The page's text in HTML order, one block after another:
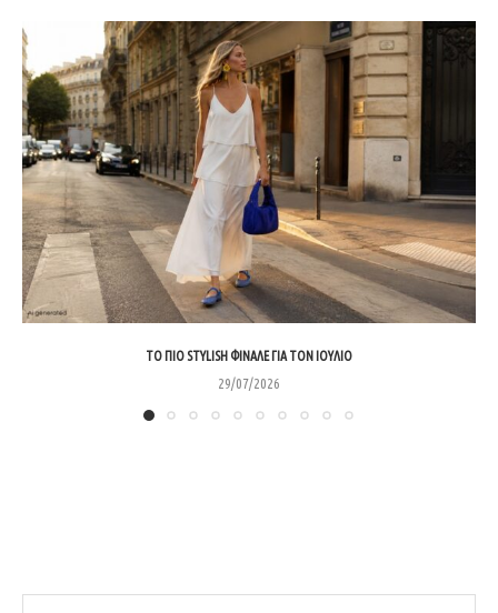
ΤΟ ΠΙΟ STYLISH ΦΙΝΆΛΕ ΓΙΑ ΤΟΝ ΙΟΎΛΙΟ
29/07/2026